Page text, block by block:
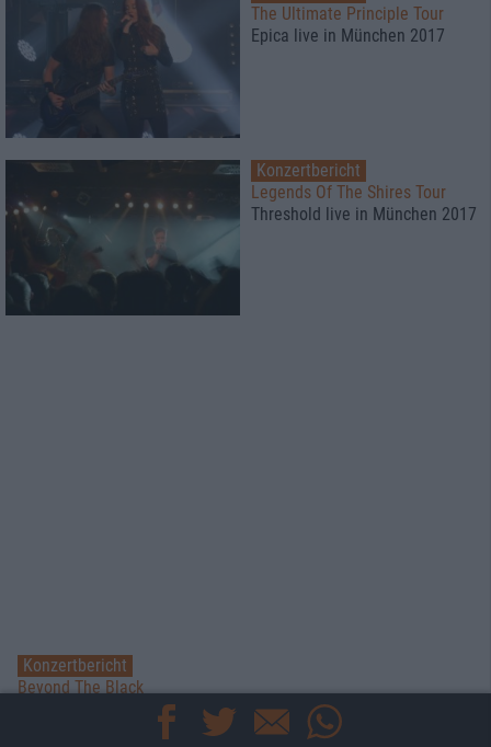
The Ultimate Principle Tour
Epica live in München 2017
Konzertbericht
Legends Of The Shires Tour
Threshold live in München 2017
Konzertbericht
Beyond The Black
live in Aschaffenburg 2017